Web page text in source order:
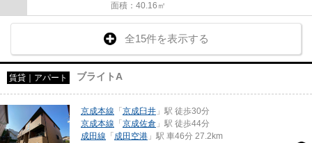
面積：40.16㎡
全15件を表示する
賃貸｜アパート ブライトA
京成本線 「 京成臼井 」駅 徒歩30分
京成本線 「 京成佐倉 」駅 徒歩44分
成田線 「 成田空港 」駅 車46分 27.2km